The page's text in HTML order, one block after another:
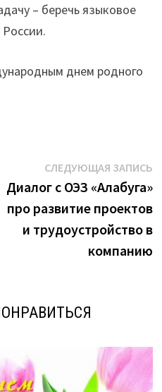
– беречь языковое
днем родного
СЛЕДУЮЩАЯ ЗАПИСЬ
Диалог с ОЭЗ «Алабуга»
про развитие проектов
и трудоустройство в
компанию